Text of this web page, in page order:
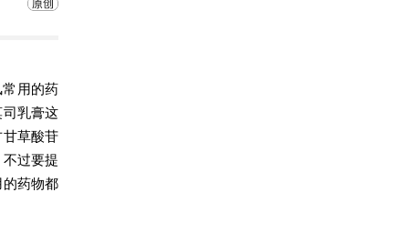
用的药
乳膏这
草酸苷
过要提
药物都